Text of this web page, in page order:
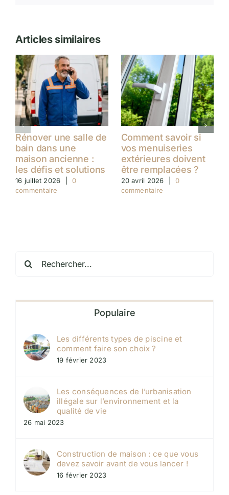
Articles similaires
Rénover une salle de
bain dans une
maison ancienne :
les défis et solutions
16 juillet 2026
0
commentaire
Comment savoir si
vos menuiseries
extérieures doivent
être remplacées ?
20 avril 2026
0
commentaire
Populaire
Les différents types de piscine et
comment faire son choix ?
19 février 2023
Les conséquences de l’urbanisation
illégale sur l’environnement et la
qualité de vie
26 mai 2023
Construction de maison : ce que vous
devez savoir avant de vous lancer !
16 février 2023